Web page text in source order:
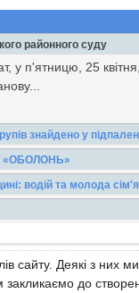
районного суду
у п'ятницю, 25
знайдено у
знайдено 5
Жертви —...
«ОБОЛОНЬ»
на зеленому
...
водій та молода
області
сайту. Деякі з них
закликаємо до